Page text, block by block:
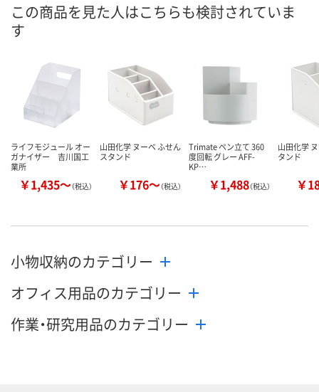
カゴへ カゴへ カ
この商品を見た人はこちらも検討されていま
す
ライフモジュール オー
ガナイザー 吉川国工
業所
￥1,435～（税込）
山田化学 ヌーベ ふせん
スタンド
￥176～（税込）
Trimate ペン立て 360
度回転 グレー AFF-
KP…
￥1,488（税込）
山田化学
タンド
￥
小物収納のカテゴリー
オフィス用品のカテゴリー
作業・研究用品のカテゴリー